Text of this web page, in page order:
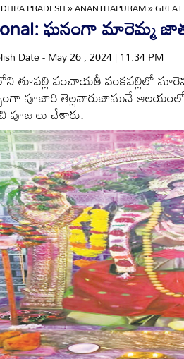
PRADESH»ANANTHAPURAM»
ఘనంగా మారెమ్మ
Date - May 26 , 2024 | 11:34 PM
తూపల్లి పంచాయతీ వంకపల్లిలో
పూజారి తెల్లవారుజామునే
పూజ లు చేశారు.